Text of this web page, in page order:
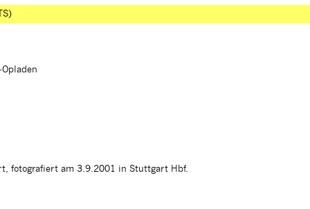
Opladen
fotografiert am 3.9.2001 in Stuttgart Hbf.